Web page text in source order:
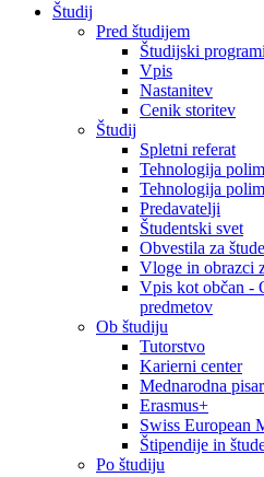
Študij
Pred študijem
Študijski programi
Vpis
Nastanitev
Cenik storitev
Študij
Spletni referat
Tehnologija
Tehnologija
Predavatelji
Študentski svet
Obvestila za
Vloge in obrazci
Vpis kot občan -
predmetov
Ob študiju
Tutorstvo
Karierni center
Mednarodna
Erasmus+
Swiss European
Štipendije in
Po študiju